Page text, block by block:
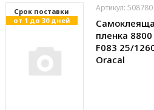
Cрок поставки
от 1 до 30 дней
Артикул: 508780
пленка 8800
F083 25/
Oracal